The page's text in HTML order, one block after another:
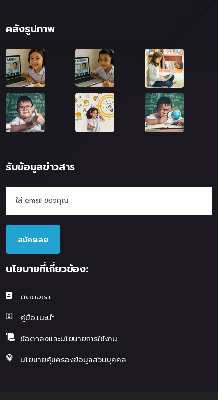
คลังรูปภาพ
รับข้อมูลข่าวสาร
สมัครเลย
นโยบายที่เกี่ยวข้อง:
ติดต่อเรา
คู่มือแนะนำ
ข้อตกลงและนโยบายการใช้งาน
นโยบายคุ้มครองข้อมูลส่วนบุคคล